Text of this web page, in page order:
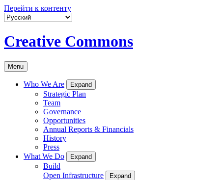
Перейти к контенту
Creative Commons
Menu
Who We Are Expand
Strategic Plan
Team
Governance
Opportunities
Annual Reports & Financials
History
Press
What We Do
Expand
Build
Open Infrastructure
Expand